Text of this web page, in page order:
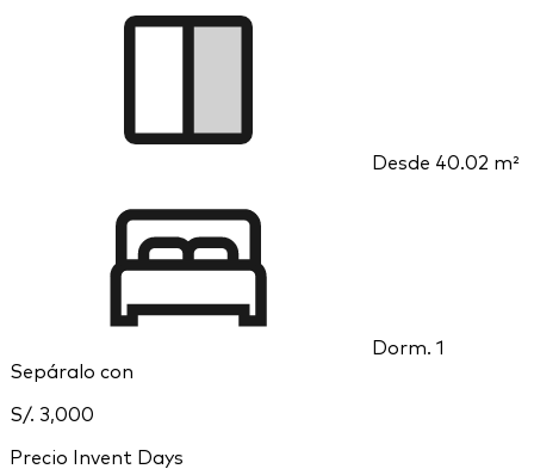
Desde 40.02 m²
Dorm. 1
Sepáralo con
S/. 3,000
Precio Invent Days